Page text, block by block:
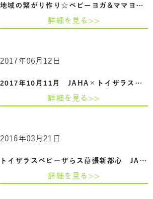
地域の繋がり作り☆ベビーヨガ&ママヨガイ…
詳細を見る>>
2017年10月11月 JAHA×トイザラスベビーザ…
2017年06月12日
詳細を見る>>
トイザラスベビーザらス幕張新都心 JAHA協…
2016年03月21日
詳細を見る>>